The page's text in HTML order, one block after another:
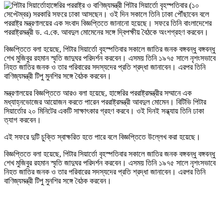
হাঙ্গেরির পররাষ্ট্র ও বাণিজ্যমন্ত্রী পিটার সিয়ার্তো বৃহস্পতিবার (১০
সেপ্টেম্বর) সরকারি সফরে ঢাকা আসছেন। ওই দিন সকালে তিনি ঢাকা পৌঁছাবেন বলে
পররাষ্ট্র মন্ত্রণালয়ের এক সংবাদ বিজ্ঞপ্তিতে জানানো হয়েছে। সফরে তিনি বাংলাদেশের
পররাষ্ট্রমন্ত্রী ড. এ.কে. আবদুল মোমেনের সঙ্গে দ্বিপক্ষীয় বৈঠকে অংশগ্রহণ করবেন।
বিজ্ঞপ্তিতে বলা হয়েছে, পিটার সিয়ার্তো বৃহস্পতিবার সকালে জাতির জনক বঙ্গবন্ধু বঙ্গবন্ধু
শেখ মুজিবুর রহমান স্মৃতি জাদুঘর পরিদর্শন করবেন। এসময় তিনি ১৯৭৫ সালে নৃশংসভাবে
নিহত জাতির জনক ও তার পরিবারের সদস্যদের প্রতি শ্রদ্ধা জানাবেন। এরপর তিনি
বাণিজ্যমন্ত্রী টিপু মুনশির সঙ্গে বৈঠক করবেন।
মন্ত্রণালয়ের বিজ্ঞপ্তিতে আরও বলা হয়েছে, হাঙ্গেরির পররাষ্ট্রমন্ত্রীর সম্মানে এক
মধ্যাহ্নভোজের আয়োজন করতে পারেন পররাষ্ট্রমন্ত্রী আবদুল মোমেন। বিটিভি পিটার
সিয়ার্তোর ২০ মিনিটের একটি সাক্ষাৎকার গ্রহণ করবে। ওই দিনই সন্ধ্যায় তিনি ঢাকা
ত্যাগ করবেন।
এই সফরে দুটি চুক্তি স্বাক্ষরিত হতে পারে বলে বিজ্ঞপ্তিতে উল্লেখ করা হয়েছে।
বিজ্ঞপ্তিতে বলা হয়েছে, পিটার সিয়ার্তো বৃহস্পতিবার সকালে জাতির জনক বঙ্গবন্ধু বঙ্গবন্ধু
শেখ মুজিবুর রহমান স্মৃতি জাদুঘর পরিদর্শন করবেন। এসময় তিনি ১৯৭৫ সালে নৃশংসভাবে
নিহত জাতির জনক ও তার পরিবারের সদস্যদের প্রতি শ্রদ্ধা জানাবেন। এরপর তিনি
বাণিজ্যমন্ত্রী টিপু মুনশির সঙ্গে বৈঠক করবেন।